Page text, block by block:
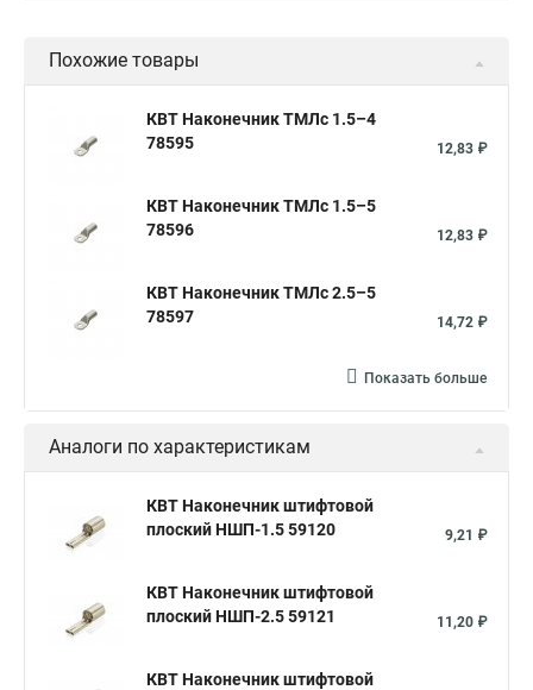
Похожие товары
КВТ Наконечник ТМЛс 1.5–4
78595
12,83 ₽
КВТ Наконечник ТМЛс 1.5–5
78596
12,83 ₽
КВТ Наконечник ТМЛс 2.5–5
78597
14,72 ₽
Показать больше
Аналоги по характеристикам
КВТ Наконечник штифтовой
плоский НШП-1.5 59120
9,21 ₽
КВТ Наконечник штифтовой
плоский НШП-2.5 59121
11,20 ₽
КВТ Наконечник штифтовой